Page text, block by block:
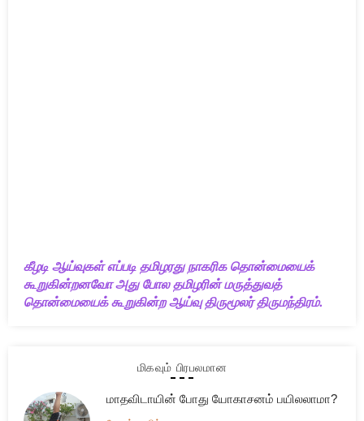
கீழடி ஆய்வுகள் எப்படி தமிழரது நாகரிக தொன்மையைக்
கூறுகின்றனவோ அது போல தமிழரின் மருத்துவத்
தொன்மையைக் கூறுகின்ற ஆய்வு திருமூலர் திருமந்திரம்.
மிகவும் பிரபலமான
மாதவிடாயின் போது யோகாசனம் பயிலலாமா?